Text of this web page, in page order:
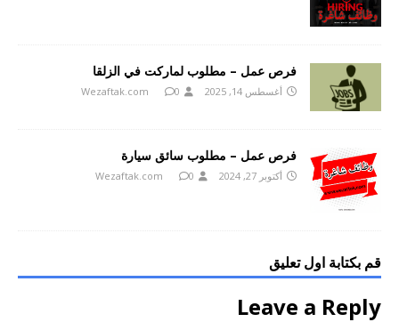
فرص عمل – مطلوب لماركت في الزلقا
أغسطس 14, 2025 Wezaftak.com 0
فرص عمل – مطلوب سائق سيارة
أكتوبر 27, 2024 Wezaftak.com 0
قم بكتابة اول تعليق
Leave a Reply